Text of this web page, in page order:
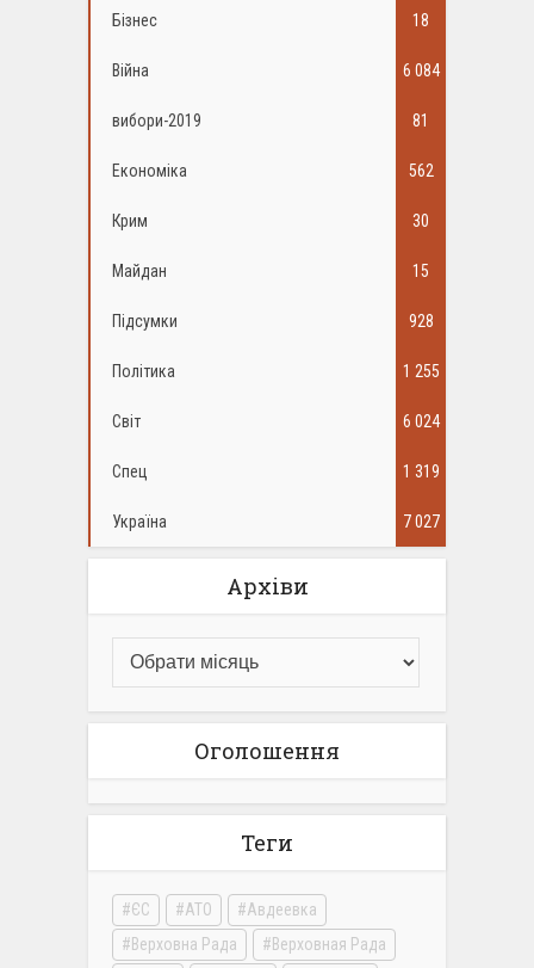
Бізнес 18
Війна 6 084
вибори-2019 81
Економіка 562
Крим 30
Майдан 15
Підсумки 928
Політика 1 255
Світ 6 024
Спец 1 319
Україна 7 027
Архіви
Оголошення
Теги
ЄС АТО
Авдеевка
Верховна Рада
Верховная Рада